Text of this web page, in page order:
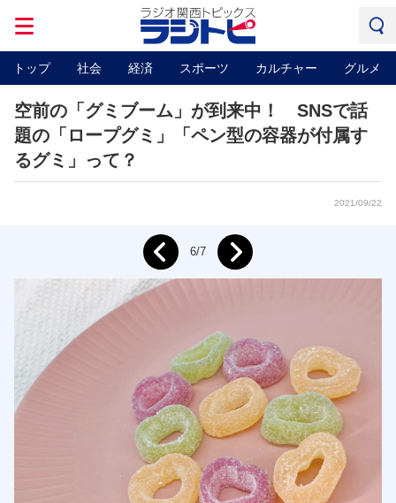
トップ 社会 経済 スポーツ カルチャー グルメ
空前の「グミブーム」が到来中！ SNSで話
題の「ロープグミ」「ペン型の容器が付属す
るグミ」って？
2021/09/22
Prev 6/7 Next